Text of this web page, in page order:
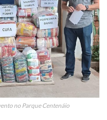
no Parque Centenáio